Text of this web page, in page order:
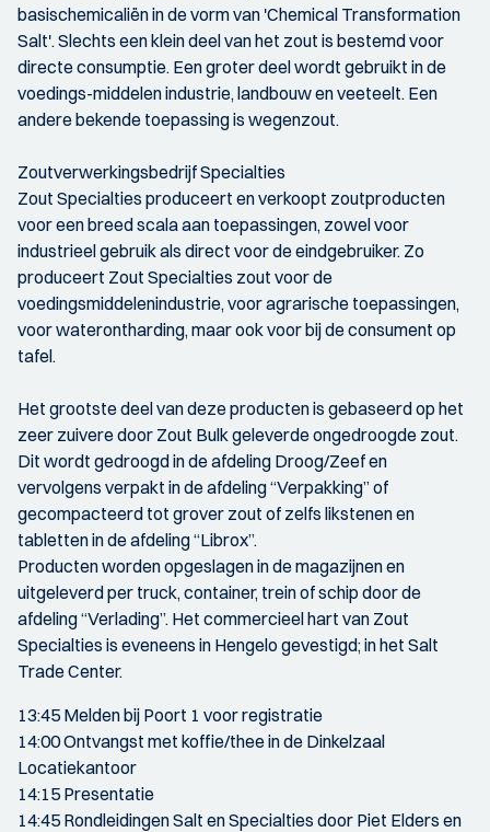
basischemicaliën in de vorm van 'Chemical Transformation
Salt'. Slechts een klein deel van het zout is bestemd voor
directe consumptie. Een groter deel wordt gebruikt in de
voedings-middelen industrie, landbouw en veeteelt. Een
andere bekende toepassing is wegenzout.
Zoutverwerkingsbedrijf Specialties
Zout Specialties produceert en verkoopt zoutproducten
voor een breed scala aan toepassingen, zowel voor
industrieel gebruik als direct voor de eindgebruiker. Zo
produceert Zout Specialties zout voor de
voedingsmiddelenindustrie, voor agrarische toepassingen,
voor waterontharding, maar ook voor bij de consument op
tafel.
Het grootste deel van deze producten is gebaseerd op het
zeer zuivere door Zout Bulk geleverde ongedroogde zout.
Dit wordt gedroogd in de afdeling Droog/Zeef en
vervolgens verpakt in de afdeling “Verpakking” of
gecompacteerd tot grover zout of zelfs likstenen en
tabletten in de afdeling “Librox”.
Producten worden opgeslagen in de magazijnen en
uitgeleverd per truck, container, trein of schip door de
afdeling “Verlading”. Het commercieel hart van Zout
Specialties is eveneens in Hengelo gevestigd; in het Salt
Trade Center.
13:45 Melden bij Poort 1 voor registratie
14:00 Ontvangst met koffie/thee in de Dinkelzaal
Locatiekantoor
14:15 Presentatie
14:45 Rondleidingen Salt en Specialties door Piet Elders en